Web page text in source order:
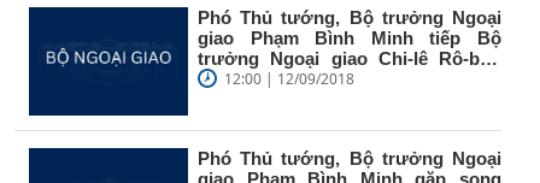
Phó Thủ tướng, Bộ trưởng Ngoại
giao Phạm Bình Minh tiếp Bộ
trưởng Ngoại giao Chi-lê Rô-bét-
tô...12:00 | 12/09/2018
Phó Thủ tướng, Bộ trưởng Ngoại
giao Phạm Bình Minh gặp song